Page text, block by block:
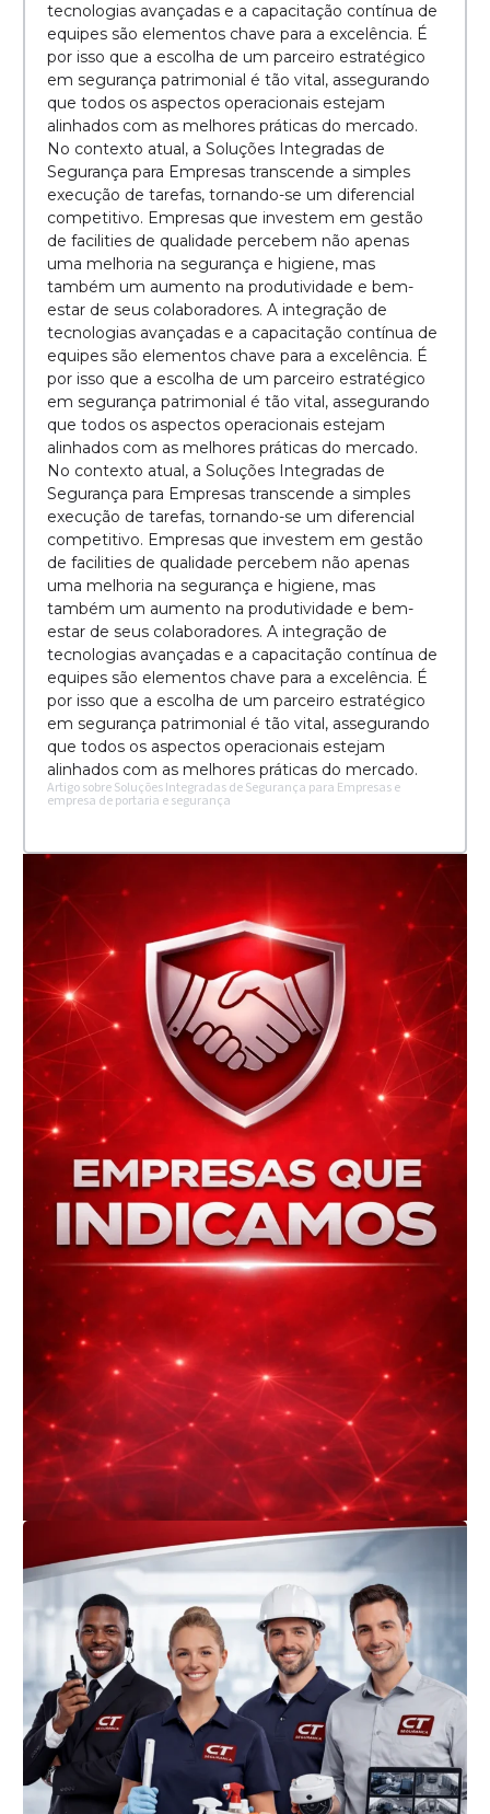
tecnologias avançadas e a capacitação contínua de
equipes são elementos chave para a excelência. É
por isso que a escolha de um parceiro estratégico
em segurança patrimonial é tão vital, assegurando
que todos os aspectos operacionais estejam
alinhados com as melhores práticas do mercado.
No contexto atual, a Soluções Integradas de
Segurança para Empresas transcende a simples
execução de tarefas, tornando-se um diferencial
competitivo. Empresas que investem em gestão
de facilities de qualidade percebem não apenas
uma melhoria na segurança e higiene, mas
também um aumento na produtividade e bem-
estar de seus colaboradores. A integração de
tecnologias avançadas e a capacitação contínua de
equipes são elementos chave para a excelência. É
por isso que a escolha de um parceiro estratégico
em segurança patrimonial é tão vital, assegurando
que todos os aspectos operacionais estejam
alinhados com as melhores práticas do mercado.
No contexto atual, a Soluções Integradas de
Segurança para Empresas transcende a simples
execução de tarefas, tornando-se um diferencial
competitivo. Empresas que investem em gestão
de facilities de qualidade percebem não apenas
uma melhoria na segurança e higiene, mas
também um aumento na produtividade e bem-
estar de seus colaboradores. A integração de
tecnologias avançadas e a capacitação contínua de
equipes são elementos chave para a excelência. É
por isso que a escolha de um parceiro estratégico
em segurança patrimonial é tão vital, assegurando
que todos os aspectos operacionais estejam
alinhados com as melhores práticas do mercado.
Artigo sobre Soluções Integradas de Segurança para Empresas e
empresa de portaria e segurança